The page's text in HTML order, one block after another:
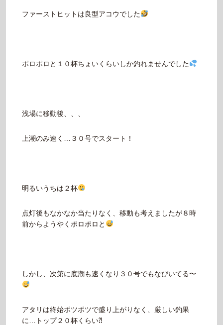
ファーストヒットは良型アコウでした
ポロポロと１０杯ちょいくらいしか釣れませんでした
浅場に移動後、、、
上潮のみ速く…３０号でスタート！
明るいうちは２杯
点灯後もなかなか当たりなく、移動も考えましたが８時
前からようやくポロポロと
しかし、次第に底潮も速くなり３０号でもなびいてる〜
アタリは終始ポツポツで盛り上がりなく、厳しい釣果
に…トップ２０杯くらい⁈